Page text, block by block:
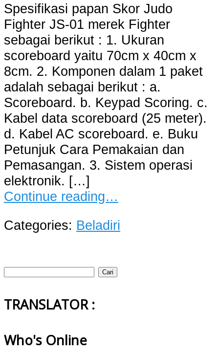
Spesifikasi papan Skor Judo
Fighter JS-01 merek Fighter
sebagai berikut : 1. Ukuran
scoreboard yaitu 70cm x 40cm x
8cm. 2. Komponen dalam 1 paket
adalah sebagai berikut : a.
Scoreboard. b. Keypad Scoring. c.
Kabel data scoreboard (25 meter).
d. Kabel AC scoreboard. e. Buku
Petunjuk Cara Pemakaian dan
Pemasangan. 3. Sistem operasi
elektronik. […]
Continue reading…
Categories: Beladiri
Cari
TRANSLATOR :
Who's Online